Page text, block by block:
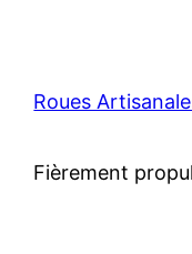
Roues
Fièrement